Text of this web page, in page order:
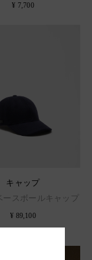
¥ 7,700
キャップ
ースボールキャップ
¥ 89,100